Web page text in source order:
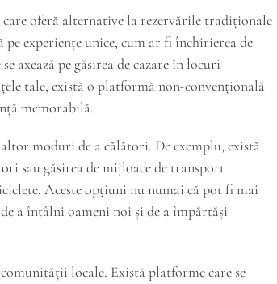
oferă alternative la rezervările tradiționale
pe experiențe unice, cum ar fi închirierea de
pe găsirea de cazare în locuri
tale, există o platformă non-convențională
memorabilă.
moduri de a călători. De exemplu, există
sau găsirea de mijloace de transport
Aceste opțiuni nu numai că pot fi mai
a întâlni oameni noi și de a împărtăși
locale. Există platforme care se